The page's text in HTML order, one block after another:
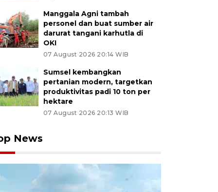
Manggala Agni tambah
personel dan buat sumber air
darurat tangani karhutla di
OKI
07 August 2026 20:14 WIB
Sumsel kembangkan
pertanian modern, targetkan
produktivitas padi 10 ton per
hektare
07 August 2026 20:13 WIB
News